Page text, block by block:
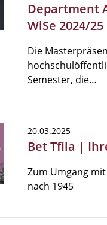
Department
WiSe 2024/25
Die
Semester, die…
20.03.2025
Bet Tfila |
Zum Umgang
nach 1945